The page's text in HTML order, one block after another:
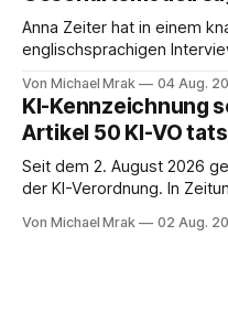
Anna Zeiter hat in einem
englischsprachigen
über zehn Jahre
zum Thema
inhaltlich dichter als die
und beantwortet einige
Von Michael Mrak 04 Aug.
KI-Kennzeichnung
Artikel 50 KI-VO
Seit dem 2. August 2026
der KI-Verordnung. In
trotzdem falsch ist: Ab
Von Michael Mrak 02 Aug.